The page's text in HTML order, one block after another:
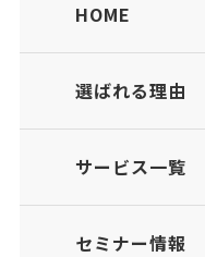
HOME
選ばれる理由
サービス一覧
セミナー情報